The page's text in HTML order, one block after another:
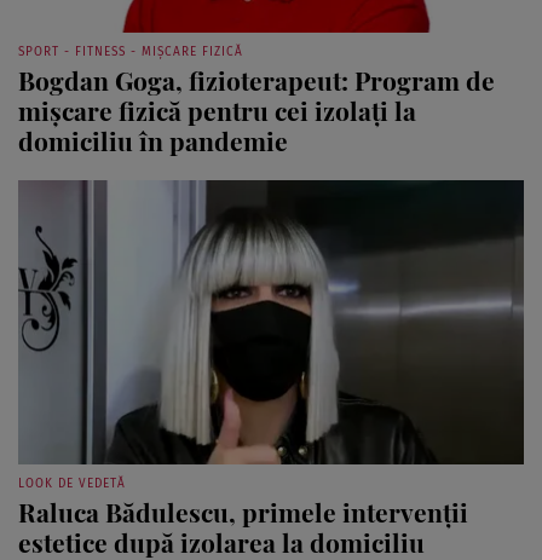
SPORT - FITNESS - MIȘCARE FIZICĂ
Bogdan Goga, fizioterapeut: Program de
mișcare fizică pentru cei izolați la
domiciliu în pandemie
LOOK DE VEDETĂ
Raluca Bădulescu, primele intervenţii
estetice după izolarea la domiciliu